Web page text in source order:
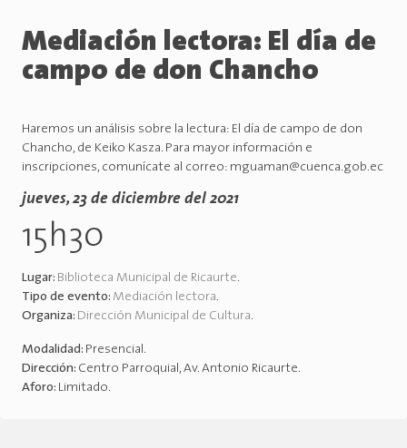
Mediación lectora: El día de
campo de don Chancho
Haremos un análisis sobre la lectura: El día de campo de don
Chancho, de Keiko Kasza. Para mayor información e
inscripciones, comunícate al correo: mguaman@cuenca.gob.ec
jueves, 23 de diciembre del 2021
15h30
Lugar: Biblioteca Municipal de Ricaurte.
Tipo de evento: Mediación lectora.
Organiza: Dirección Municipal de Cultura.
Modalidad: Presencial.
Dirección: Centro Parroquial, Av. Antonio Ricaurte.
Aforo: Limitado.